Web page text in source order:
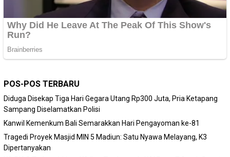
POS-POS TERBARU
Diduga Disekap Tiga Hari Gegara Utang Rp300 Juta, Pria Ketapang
Sampang Diselamatkan Polisi
Kanwil Kemenkum Bali Semarakkan Hari Pengayoman ke-81
Tragedi Proyek Masjid MIN 5 Madiun: Satu Nyawa Melayang, K3
Dipertanyakan